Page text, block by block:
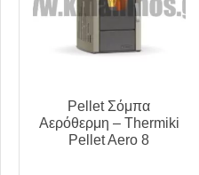
Pellet Σόμπα
Αερόθερμη – Thermiki
Pellet Aero 8